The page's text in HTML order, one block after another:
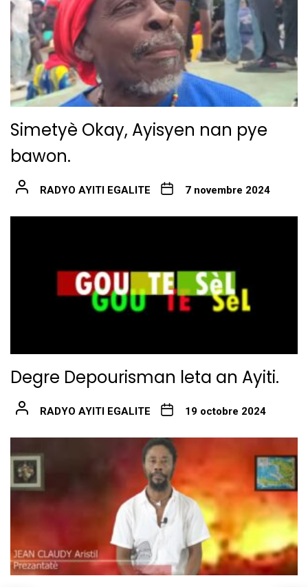
Simetyè Okay, Ayisyen nan pye
bawon.
RADYO AYITI EGALITE 7 novembre 2024
Degre Depourisman leta an Ayiti.
RADYO AYITI EGALITE 19 octobre 2024